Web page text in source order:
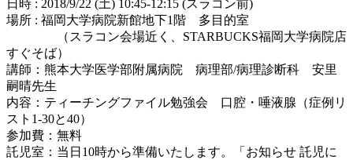
日時 : 2018/9/22 (土) 10:45-12:15 (スラコン前)
場所 : 福岡大学病院新館地下1階 多目的室
（スラコン会場近く、STARBUCKS福岡大学病院店
すぐそば）
講師：熊本大学医学部附属病院 病理部/病理診断科 安里
嗣晴先生
内容：ティーチングファイル勉強会 口腔・唾液腺（症例リ
スト1-30と40）
参加費：無料
託児室：当日10時から準備いたします。「お知らせ 託児に